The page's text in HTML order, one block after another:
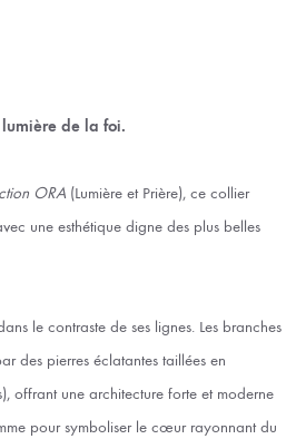
lumière de la foi.
ORA (Lumière et Prière), ce collier
une esthétique digne des plus belles
le contraste de ses lignes. Les branches
des pierres éclatantes taillées en
offrant une architecture forte et moderne
pour symboliser le cœur rayonnant du